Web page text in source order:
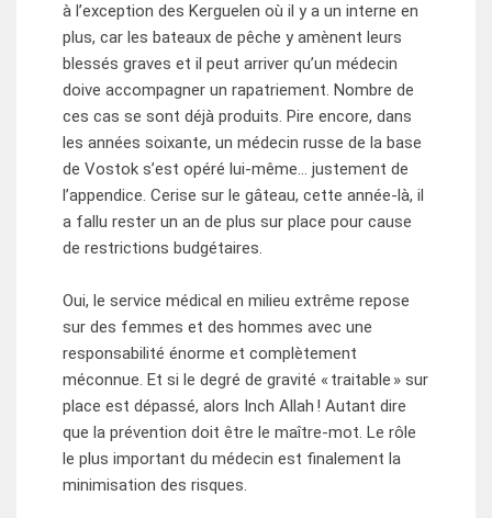
à l’exception des Kerguelen où il y a un interne en
plus, car les bateaux de pêche y amènent leurs
blessés graves et il peut arriver qu’un médecin
doive accompagner un rapatriement. Nombre de
ces cas se sont déjà produits. Pire encore, dans
les années soixante, un médecin russe de la base
de Vostok s’est opéré lui-même… justement de
l’appendice. Cerise sur le gâteau, cette année-là, il
a fallu rester un an de plus sur place pour cause
de restrictions budgétaires.
Oui, le service médical en milieu extrême repose
sur des femmes et des hommes avec une
responsabilité énorme et complètement
méconnue. Et si le degré de gravité « traitable » sur
place est dépassé, alors Inch Allah ! Autant dire
que la prévention doit être le maître-mot. Le rôle
le plus important du médecin est finalement la
minimisation des risques.